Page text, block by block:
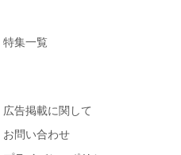
特集一覧
広告掲載に関して
お問い合わせ